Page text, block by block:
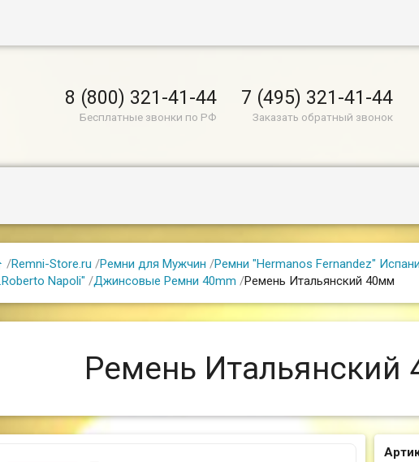
8 (800) 321-41-44
Бесплатные звонки по РФ
7 (495) 321-41-44
Заказать обратный звонок
/Remni-Store.ru /Ремни для Мужчин /Ремни "Hermanos Fernandez"
Napoli" /Джинсовые Ремни 40mm /Ремень Итальянский 40мм
Ремень Итальянский